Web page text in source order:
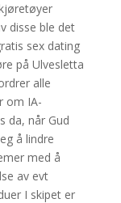
disse ble det
sex dating
på Ulvesletta
alle
om IA-
da, når Gud
å lindre
med å
av evt
I skipet er